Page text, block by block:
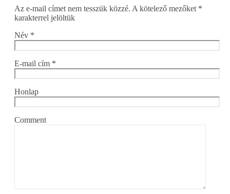
Az e-mail címet nem tesszük közzé. A kötelező mezőket *
karakterrel jelöltük
Név *
E-mail cím *
Honlap
Comment